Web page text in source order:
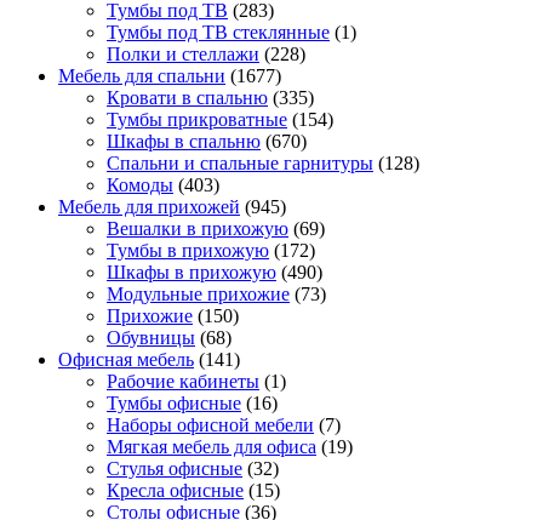
Тумбы под ТВ (283)
Тумбы под ТВ стеклянные (1)
Полки и стеллажи (228)
Мебель для спальни (1677)
Кровати в спальню (335)
Тумбы прикроватные (154)
Шкафы в спальню (670)
Спальни и спальные гарнитуры (128)
Комоды (403)
Мебель для прихожей (945)
Вешалки в прихожую (69)
Тумбы в прихожую (172)
Шкафы в прихожую (490)
Модульные прихожие (73)
Прихожие (150)
Обувницы (68)
Офисная мебель (141)
Рабочие кабинеты (1)
Тумбы офисные (16)
Наборы офисной мебели (7)
Мягкая мебель для офиса (19)
Стулья офисные (32)
Кресла офисные (15)
Столы офисные (36)